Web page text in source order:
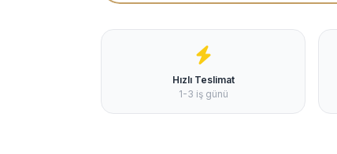
Hızlı Teslimat
1-3 iş günü